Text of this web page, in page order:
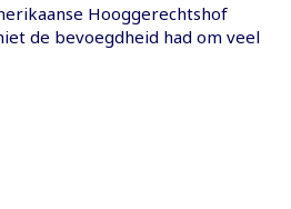
Hooggerechtshof
de bevoegdheid had om veel